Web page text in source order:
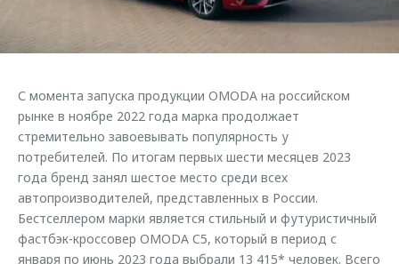
Кредитный калькулятор
Одежда и сувениры
Оригинальные аксессуары
Запчасти
Трейд-ин
Калькулятор трейд-ин
Руководства по эксплуатации
Клиентская поддержка
Клуб владельцев OMODA
Приложение O&J
Аксессуары
Одежда и сувениры
Оригинальные аксессуары
С момента запуска продукции OMODA на российском
рынке в ноябре 2022 года марка продолжает
стремительно завоевывать популярность у
потребителей. По итогам первых шести месяцев 2023
года бренд занял шестое место среди всех
автопроизводителей, представленных в России.
Бестселлером марки является стильный и футуристичный
фастбэк-кроссовер OMODA C5, который в период с
января по июнь 2023 года выбрали 13 415* человек. Всего